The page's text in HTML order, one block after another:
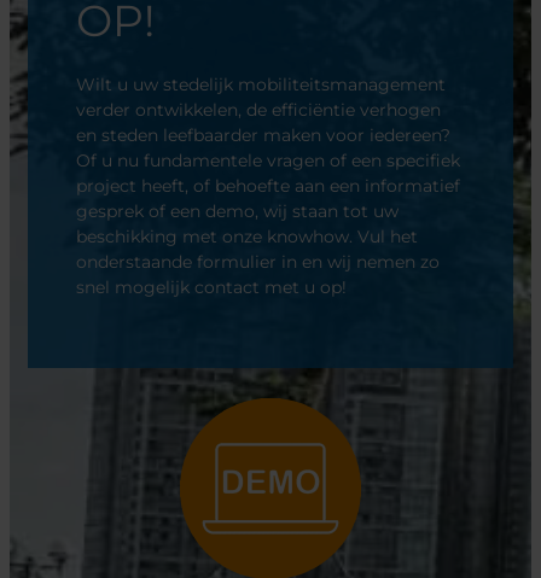
OP!
Wilt u uw stedelijk mobiliteitsmanagement
verder ontwikkelen, de efficiëntie verhogen
en steden leefbaarder maken voor iedereen?
Of u nu fundamentele vragen of een specifiek
project heeft, of behoefte aan een informatief
gesprek of een demo, wij staan tot uw
beschikking met onze knowhow. Vul het
onderstaande formulier in en wij nemen zo
snel mogelijk contact met u op!